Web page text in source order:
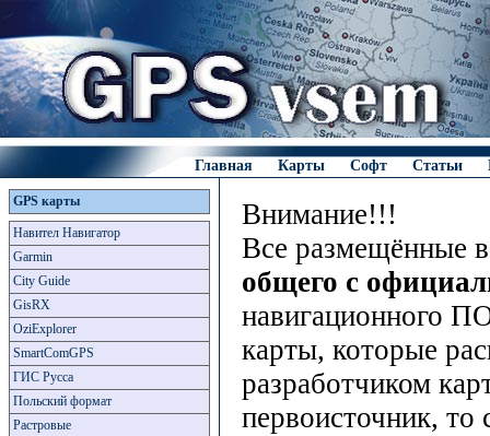
Главная Карты Софт Статьи
GPS карты
Навител Навигатор
Garmin
City Guide
GisRX
OziExplorer
SmartComGPS
ГИС Русса
Польский формат
Растровые
Внимание!!!
Все размещённые
общего с
навигационного
карты, которые
разработчиком
первоисточник,